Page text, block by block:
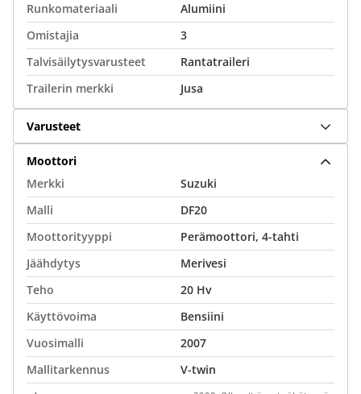
Runkomateriaali
Alumiini
Omistajia
3
Talvisäilytysvarusteet
Rantatraileri
Trailerin merkki
Jusa
Varusteet
Moottori
Merkki
Suzuki
Malli
DF20
Moottorityyppi
Perämoottori, 4-tahti
Jäähdytys
Merivesi
Teho
20 Hv
Käyttövoima
Bensiini
Vuosimalli
2007
Mallitarkennus
V-twin